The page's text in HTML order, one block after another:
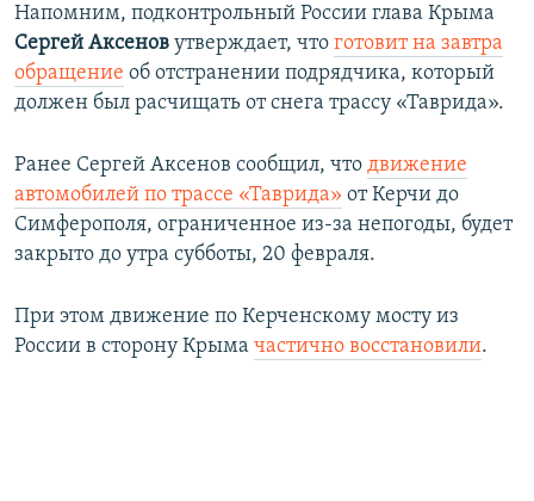
Напомним, подконтрольный России глава Крыма
Сергей Аксенов утверждает, что готовит на завтра
обращение об отстранении подрядчика, который
должен был расчищать от снега трассу «Таврида».
Ранее Сергей Аксенов сообщил, что движение
автомобилей по трассе «Таврида» от Керчи до
Симферополя, ограниченное из-за непогоды, будет
закрыто до утра субботы, 20 февраля.
При этом движение по Керченскому мосту из
России в сторону Крыма частично восстановили.